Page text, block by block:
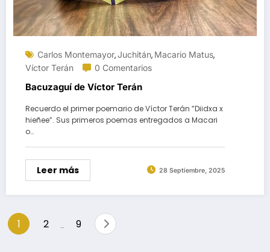
Carlos Montemayor,Juchitán, Macario Matus,
Víctor Terán
0 Comentarios
Bacuzaguí de Víctor Terán
Recuerdo el primer poemario de Víctor Terán ”Diidxa x
hieñee”. Sus primeros poemas entregados a Macari
o…
Leer más 28 Septiembre, 2025
Paginación
1 2 9